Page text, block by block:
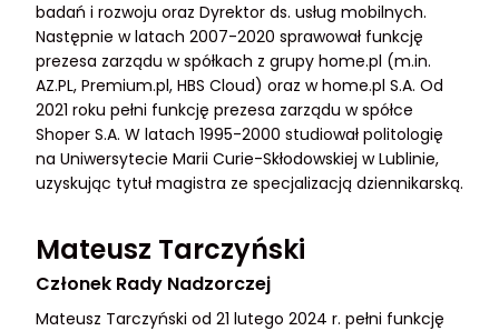
badań i rozwoju oraz Dyrektor ds. usług mobilnych.
Następnie w latach 2007-2020 sprawował funkcję
prezesa zarządu w spółkach z grupy home.pl (m.in.
AZ.PL, Premium.pl, HBS Cloud) oraz w home.pl S.A. Od
2021 roku pełni funkcję prezesa zarządu w spółce
Shoper S.A. W latach 1995-2000 studiował politologię
na Uniwersytecie Marii Curie-Skłodowskiej w Lublinie,
uzyskując tytuł magistra ze specjalizacją dziennikarską.
Mateusz Tarczyński
Członek Rady Nadzorczej
Mateusz Tarczyński od 21 lutego 2024 r. pełni funkcję